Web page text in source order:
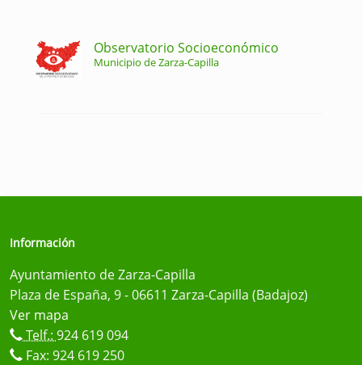
Observatorio Socioeconómico
Municipio de Zarza-Capilla
Información
Ayuntamiento de Zarza-Capilla
Plaza de España, 9 - 06611 Zarza-Capilla (Badajoz)
Ver mapa
Telf.: 924 619 094
Fax: 924 619 250